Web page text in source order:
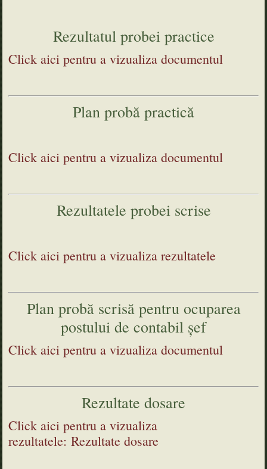
Rezultatul probei practice
Click aici pentru a vizualiza documentul
Plan probă practică
Click aici pentru a vizualiza documentul
Rezultatele probei scrise
Click aici pentru a vizualiza rezultatele
Plan probă scrisă pentru ocuparea
postului de contabil șef
Click aici pentru a vizualiza documentul
Rezultate dosare
Click aici pentru a vizualiza
rezultatele: Rezultate dosare